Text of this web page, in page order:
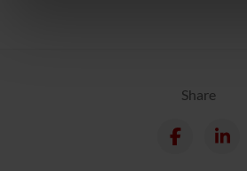
raccolto dal tuo utilizzo dei loro
Share